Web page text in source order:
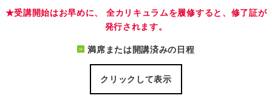
★受講開始はお早めに、 全カリキュラムを履修すると、修了証が
発行されます。
満席または開講済みの日程
クリックして表示